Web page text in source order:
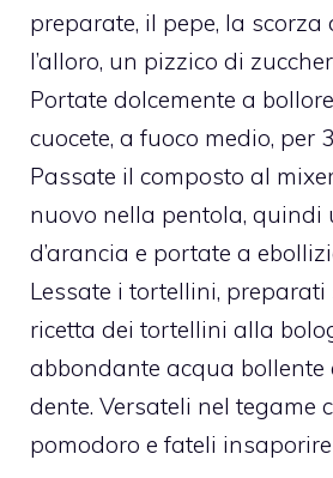
preparate, il pepe, la scorza
l’alloro, un pizzico di
Portate dolcemente a
cuocete, a fuoco medio, per
Passate il composto al
nuovo nella pentola, quindi
d’arancia e portate a
Lessate i tortellini, preparati
ricetta dei tortellini alla
abbondante acqua bollente
dente. Versateli nel tegame
pomodoro e fateli